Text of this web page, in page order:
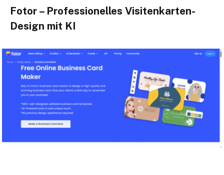
Fotor – Professionelles Visitenkarten-
Design mit KI